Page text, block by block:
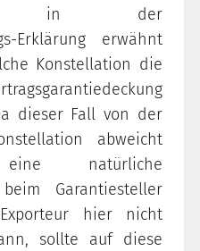
in der
Erklärung erwähnt
Konstellation die
dieser Fall von der
abweicht
natürliche
Garantiesteller
hier nicht
sollte auf diese